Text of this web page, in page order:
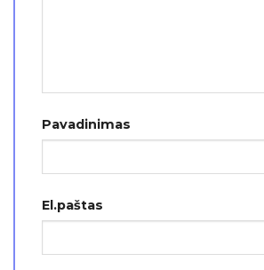
Pavadinimas
El.paštas